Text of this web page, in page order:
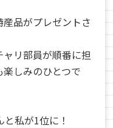
品がプレゼントさ
リ部員が順番に担
しみのひとつで
私が1位に！